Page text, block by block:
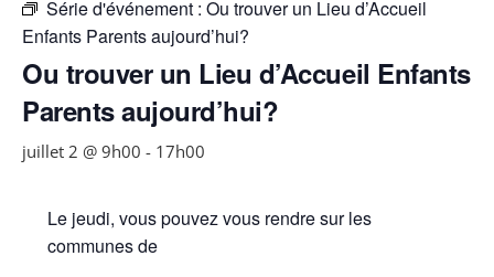
Série d'événement : Ou trouver un Lieu d’Accueil
Enfants Parents aujourd’hui?
Ou trouver un Lieu d’Accueil Enfants
Parents aujourd’hui?
juillet 2 @ 9h00 - 17h00
Le jeudi, vous pouvez vous rendre sur les
communes de